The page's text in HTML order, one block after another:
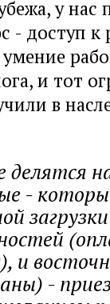
у нас
- доступ к
и тот
в
-
и
-